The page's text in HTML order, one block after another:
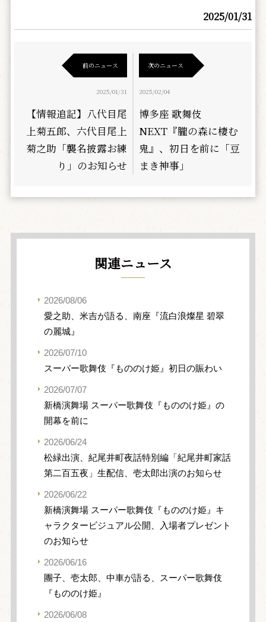
2025/01/31
前のニュース
2025/01/31
【情報追記】八代目尾
上菊五郎、六代目尾上
菊之助「襲名披露お練
り」のお知らせ
次のニュース
2025/02/04
博多座 歌舞伎
NEXT『朧の森に棲む
鬼』、初日を前に「豆
まき神事」
関連ニュース
2026/08/06
愛之助、米吉が語る、南座『流白浪燦星 碧翠
の麗城』
2026/07/10
スーパー歌舞伎『もののけ姫』初日の賑わい
2026/07/07
新橋演舞場 スーパー歌舞伎『もののけ姫』の
開幕を前に
2026/06/24
松緑出演、紀尾井町夜話特別編「紀尾井町家話
第二百五夜」生配信、壱太郎出演のお知らせ
2026/06/22
新橋演舞場 スーパー歌舞伎『もののけ姫』キ
ャラクタービジュアル公開、入場者プレゼント
のお知らせ
2026/06/16
團子、壱太郎、中車が語る、スーパー歌舞伎
『もののけ姫』
2026/06/08